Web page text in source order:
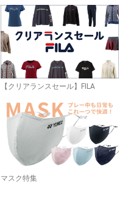
カートへ進む
【クリアランスセール】FILA
マスク特集